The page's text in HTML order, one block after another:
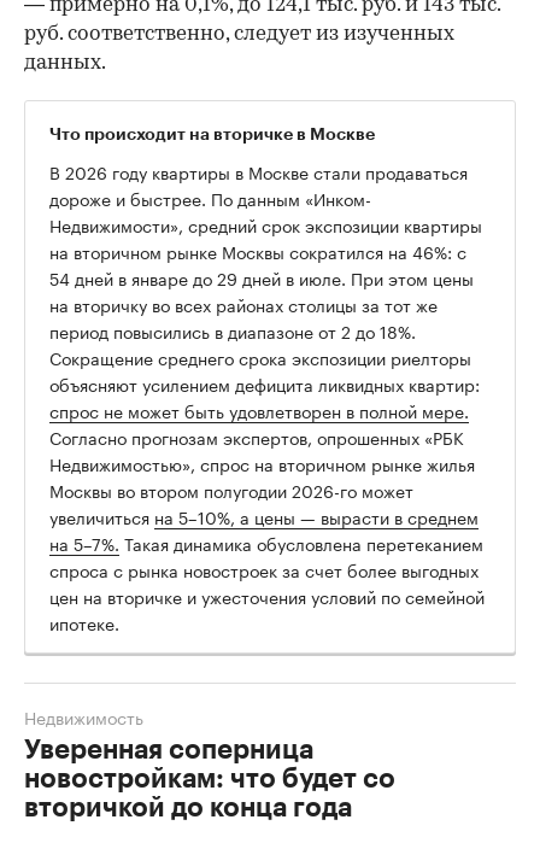
— примерно на 0,1%, до 124,1 тыс. руб. и 143 тыс.
руб. соответственно, следует из изученных
данных.
Что происходит на вторичке в Москве
В 2026 году квартиры в Москве стали продаваться
дороже и быстрее. По данным «Инком-
Недвижимости», средний срок экспозиции квартиры
на вторичном рынке Москвы сократился на 46%: с
54 дней в январе до 29 дней в июле. При этом цены
на вторичку во всех районах столицы за тот же
период повысились в диапазоне от 2 до 18%.
Сокращение среднего срока экспозиции риелторы
объясняют усилением дефицита ликвидных квартир:
спрос не может быть удовлетворен в полной мере.
Согласно прогнозам экспертов, опрошенных «РБК
Недвижимостью», спрос на вторичном рынке жилья
Москвы во втором полугодии 2026-го может
увеличиться на 5–10%, а цены — вырасти в среднем
на 5–7%. Такая динамика обусловлена перетеканием
спроса с рынка новостроек за счет более выгодных
цен на вторичке и ужесточения условий по семейной
ипотеке.
Уверенная соперница
новостройкам: что будет со
вторичкой до конца года
Недвижимость